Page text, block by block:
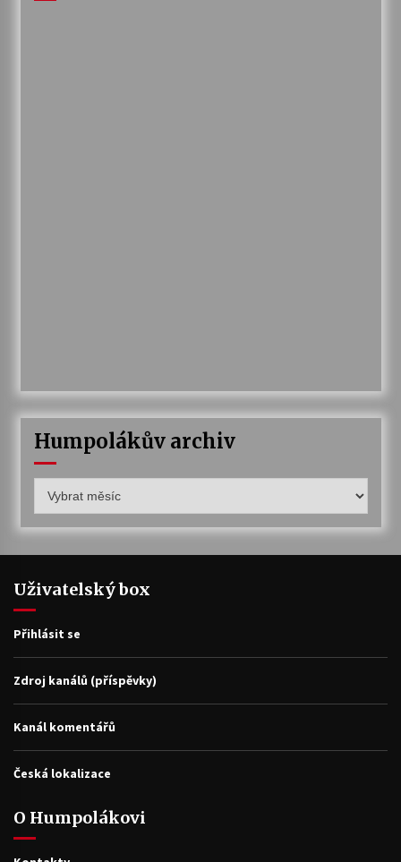
Humpolákův archiv
archiv
Uživatelský box
Přihlásit se
Zdroj kanálů (příspěvky)
Kanál komentářů
Česká lokalizace
O Humpolákovi